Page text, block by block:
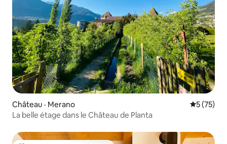
Château · Merano Note
5 (75)
La belle étage dans le Château de Planta